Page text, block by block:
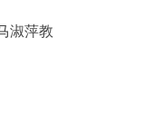
淑萍教